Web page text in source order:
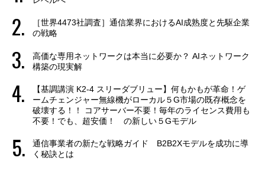
［世界4473社調査］通信業界におけるAI成熟度と先駆企業
の戦略
高価な専用ネットワークは本当に必要か？ AIネットワーク
構築の現実解
【基調講演 K2-4 スリーダブリュー】何もかもが革命！ゲ
ームチェンジャー無線機がローカル５G市場の既存概念を
破壊する！！ コアサーバー不要！毎年のライセンス費用も
不要！でも、超安価！ の新しい５Gモデル
通信事業者の新たな戦略ガイド B2B2Xモデルを成功に導
く秘訣とは